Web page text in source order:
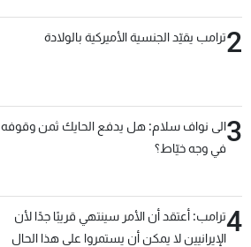
2ترامب يقيّد الجنسية الأميركية بالولادة
3الى نواف سلام: هل يدفع الحايك ثمن وقوفه
في وجه خيّاط؟
4ترامب: أعتقد أن الأمر سينتهي قريبًا جدًا لأن
الإيرانيين لا يمكن أن يستمروا على هذا الحال